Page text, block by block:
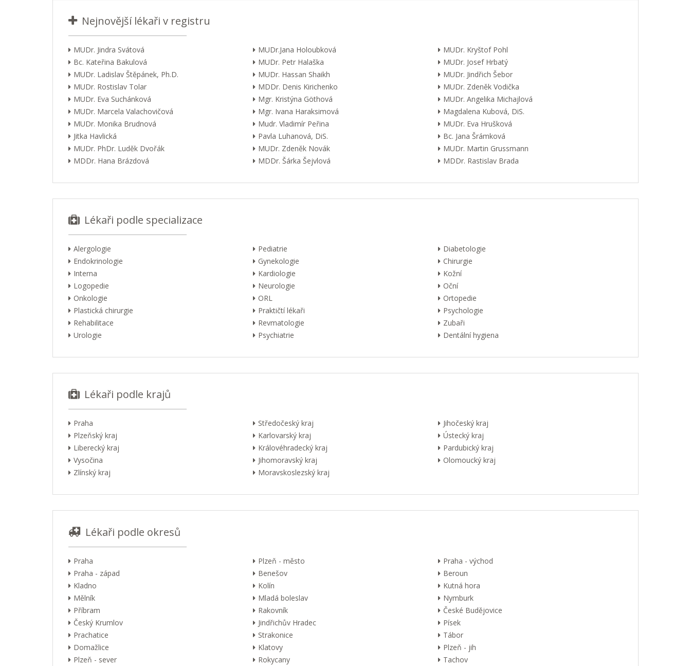
Nejnovější lékaři v registru
MUDr. Jindra Svátová MUDr.Jana Holoubková
MUDr. Kryštof Pohl
Bc. Kateřina Bakulová
MUDr. Petr Halaška
MUDr. Josef Hrbatý
MUDr. Ladislav Štěpánek, Ph.D.
MUDr. Hassan Shaikh
MUDr. Jindřich Šebor
MUDr. Rostislav Tolar
MDDr. Denis Kirichenko
MUDr. Zdeněk Vodička
MUDr. Eva Suchánková
Mgr. Kristýna Göthová
MUDr. Angelika Michajlová
MUDr. Marcela Valachovičová
Mgr. Ivana Haraksimová
Magdalena Kubová, DiS.
MUDr. Monika Brudnová
Mudr. Vladimír Peřina
MUDr. Eva Hrušková
Jitka Havlická
Pavla Luhanová, DiS.
Bc. Jana Šrámková
MUDr. PhDr. Luděk Dvořák
MUDr. Zdeněk Novák
MUDr. Martin Grussmann
MDDr. Hana Brázdová
MDDr. Šárka Šejvlová MDDr. Rastislav Brada
Lékaři podle specializace
Alergologie Pediatrie
Diabetologie
Endokrinologie
Gynekologie
Chirurgie
Interna
Kardiologie
Kožní
Logopedie
Neurologie
Oční
Onkologie
ORL
Ortopedie
Plastická chirurgie
Praktičtí lékaři
Psychologie
Rehabilitace
Revmatologie
Zubaři
Urologie
Psychiatrie Dentální hygiena
Lékaři podle krajů
Praha Středočeský kraj
Jihočeský kraj
Plzeňský kraj
Karlovarský kraj
Ústecký kraj
Liberecký kraj
Královéhradecký kraj
Pardubický kraj
Vysočina
Jihomoravský kraj
Olomoucký kraj
Zlínský kraj
Moravskoslezský kraj
Lékaři podle okresů
Praha Plzeň - město
Praha - východ
Praha - západ
Benešov
Beroun
Kladno
Kolín
Kutná hora
Mělník
Mladá boleslav
Nymburk
Příbram
Rakovník
České Budějovice
Český Krumlov
Jindřichův Hradec
Písek
Prachatice
Strakonice
Tábor
Domažlice
Klatovy
Plzeň - jih
Plzeň - sever
Rokycany
Tachov